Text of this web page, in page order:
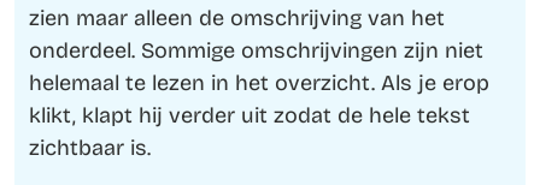
zien maar alleen de omschrijving van het
onderdeel. Sommige omschrijvingen zijn niet
helemaal te lezen in het overzicht. Als je erop
klikt, klapt hij verder uit zodat de hele tekst
zichtbaar is.